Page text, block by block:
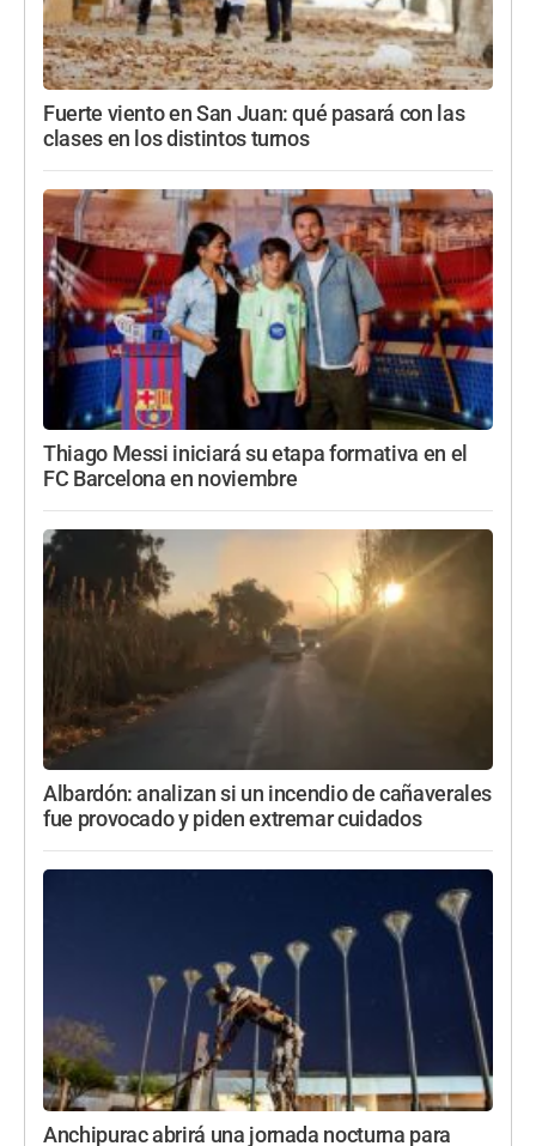
Fuerte viento en San Juan: qué pasará con las
clases en los distintos turnos
Thiago Messi iniciará su etapa formativa en el
FC Barcelona en noviembre
Albardón: analizan si un incendio de cañaverales
fue provocado y piden extremar cuidados
Anchipurac abrirá una jornada nocturna para